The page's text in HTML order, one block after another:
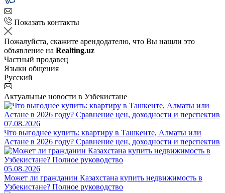
Показать контакты
Пожалуйста, скажите арендодателю, что Вы нашли это
объявление на Realting.uz
Частный продавец
Языки общения
Русский
Актуальные новости в Узбекистане
07.08.2026
Что выгоднее купить: квартиру в Ташкенте, Алматы или
Астане в 2026 году? Сравнение цен, доходности и перспектив
05.08.2026
Может ли гражданин Казахстана купить недвижимость в
Узбекистане? Полное руководство